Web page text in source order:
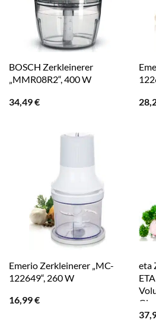
BOSCH Zerkleinerer
„MMR08R2“, 400 W
34,49€
Emerio Zerkleinerer „MC-
122649“, 260 W
16,99€
eta